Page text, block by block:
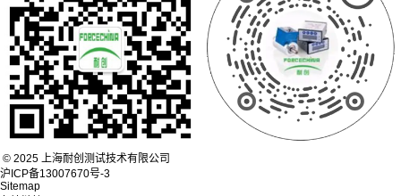
© 2025 上海耐创测试技术有限公司
沪ICP备13007670号-3
Sitemap